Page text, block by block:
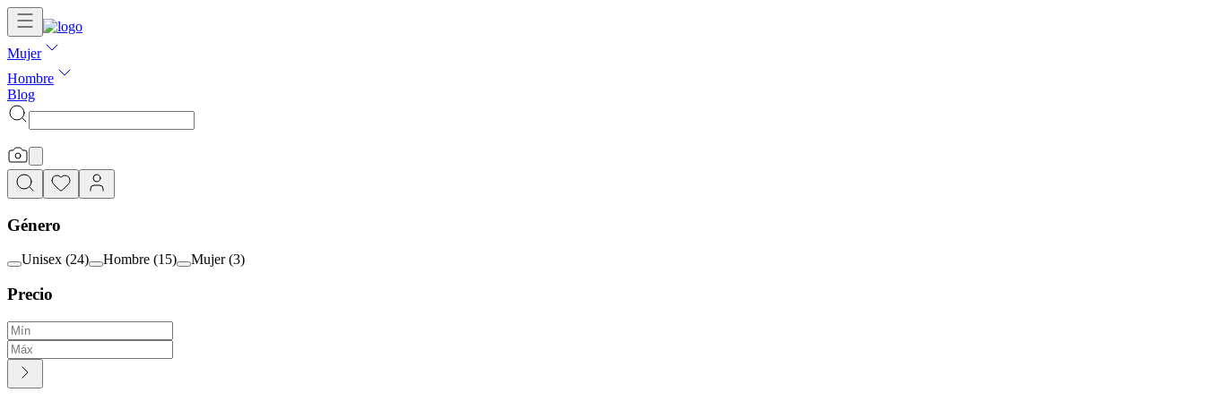
Mujer
Hombre
Blog
Género
Unisex (24) Hombre (15) Mujer (3)
Precio